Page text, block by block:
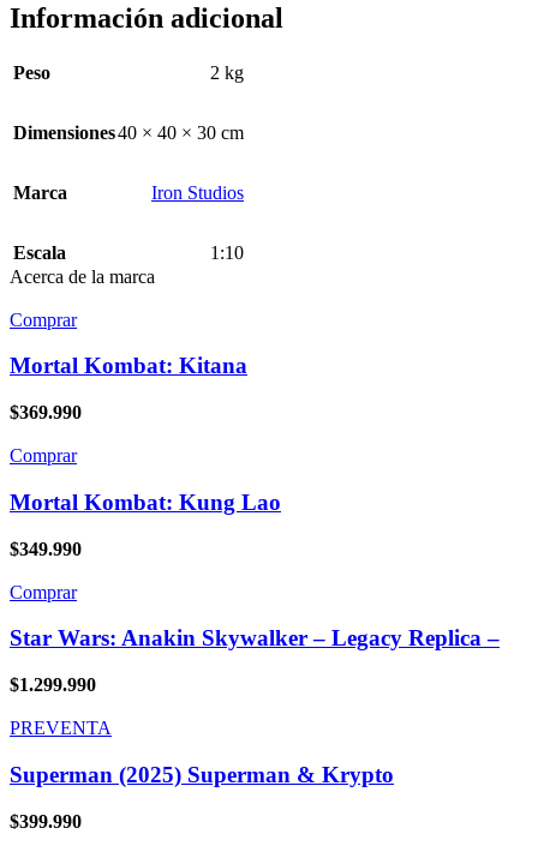
Información adicional
Peso 2 kg
Dimensiones40 × 40 × 30 cm
Marca Iron Studios
Escala
1:10
Acerca de la marca
Comprar
Mortal Kombat: Kitana
$369.990
Comprar
Mortal Kombat: Kung Lao
$349.990
Comprar
Star Wars: Anakin Skywalker – Legacy Replica –
$1.299.990
PREVENTA
Superman (2025) Superman & Krypto
$399.990